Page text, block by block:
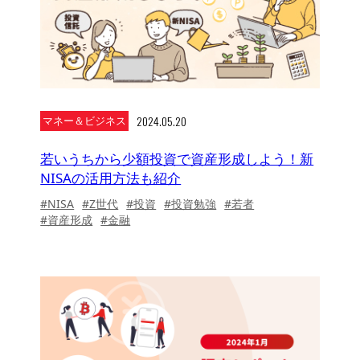
マネー＆ビジネス 2024.05.20
若いうちから少額投資で資産形成しよう！新
NISAの活用方法も紹介
#NISA #Z世代 #投資 #投資勉強 #若者
#資産形成 #金融